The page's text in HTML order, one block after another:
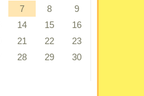
7 8
9
14 15
16
21 22
23
28 29
30